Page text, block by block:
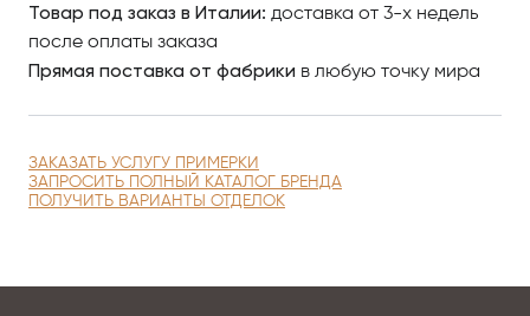
Товар под заказ в Италии: доставка от 3-х недель
после оплаты заказа
Прямая поставка от фабрики в любую точку мира
ЗАКАЗАТЬ УСЛУГУ ПРИМЕРКИ
ЗАПРОСИТЬ ПОЛНЫЙ КАТАЛОГ БРЕНДА
ПОЛУЧИТЬ ВАРИАНТЫ ОТДЕЛОК